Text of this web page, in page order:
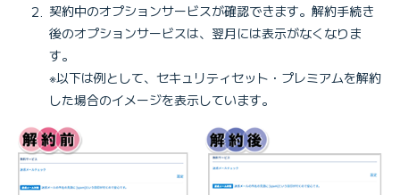
契約中のオプションサービスが確認できます。解約手続き
後のオプションサービスは、翌月には表示がなくなりま
す。
※以下は例として、セキュリティセット・プレミアムを解約
した場合のイメージを表示しています。